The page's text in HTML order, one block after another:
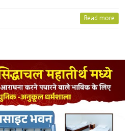
Read more